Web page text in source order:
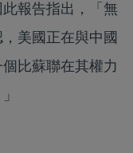
報告指出，「無
美國正在與中國
比蘇聯在其權力